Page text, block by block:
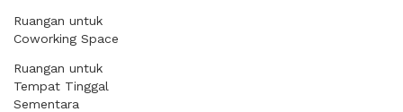
Ruangan untuk
Coworking Space
Ruangan untuk
Tempat Tinggal
Sementara